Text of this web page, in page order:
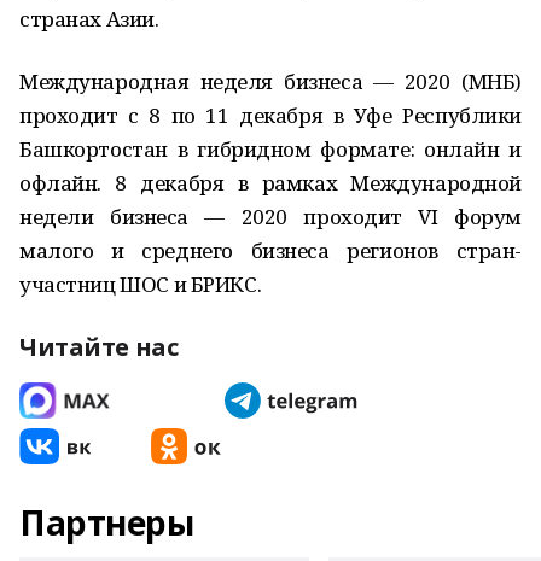
странах Азии.
Международная неделя бизнеса — 2020 (МНБ)
проходит с 8 по 11 декабря в Уфе Республики
Башкортостан в гибридном формате: онлайн и
офлайн. 8 декабря в рамках Международной
недели бизнеса — 2020 проходит VI форум
малого и среднего бизнеса регионов стран-
участниц ШОС и БРИКС.
Читайте нас
Партнеры